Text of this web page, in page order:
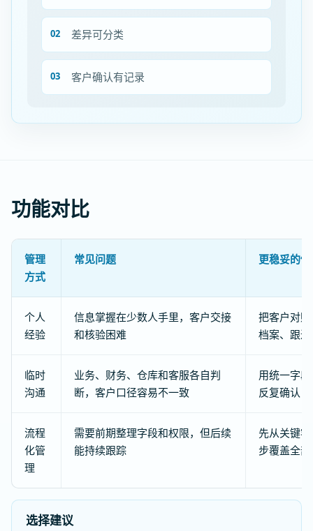
差异可分类
客户确认有记录
功能对比
管理
方式
常见问题 更稳妥的
个人
经验
信息掌握在少数人手里，客户交接
和核验困难
把客户对
档案、跟
临时
沟通
业务、财务、仓库和客服各自判
断，客户口径容易不一致
用统一字
反复确认
流程
化管
理
需要前期整理字段和权限，但后续
能持续跟踪
先从关键
步覆盖全
选择建议